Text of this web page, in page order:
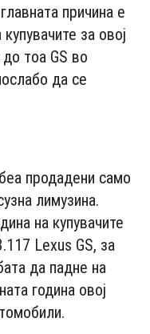
причина е
за овој
тоа GS во
да се
продадени само
лимузина.
на купувачите
Lexus GS, за
да падне на
година овој